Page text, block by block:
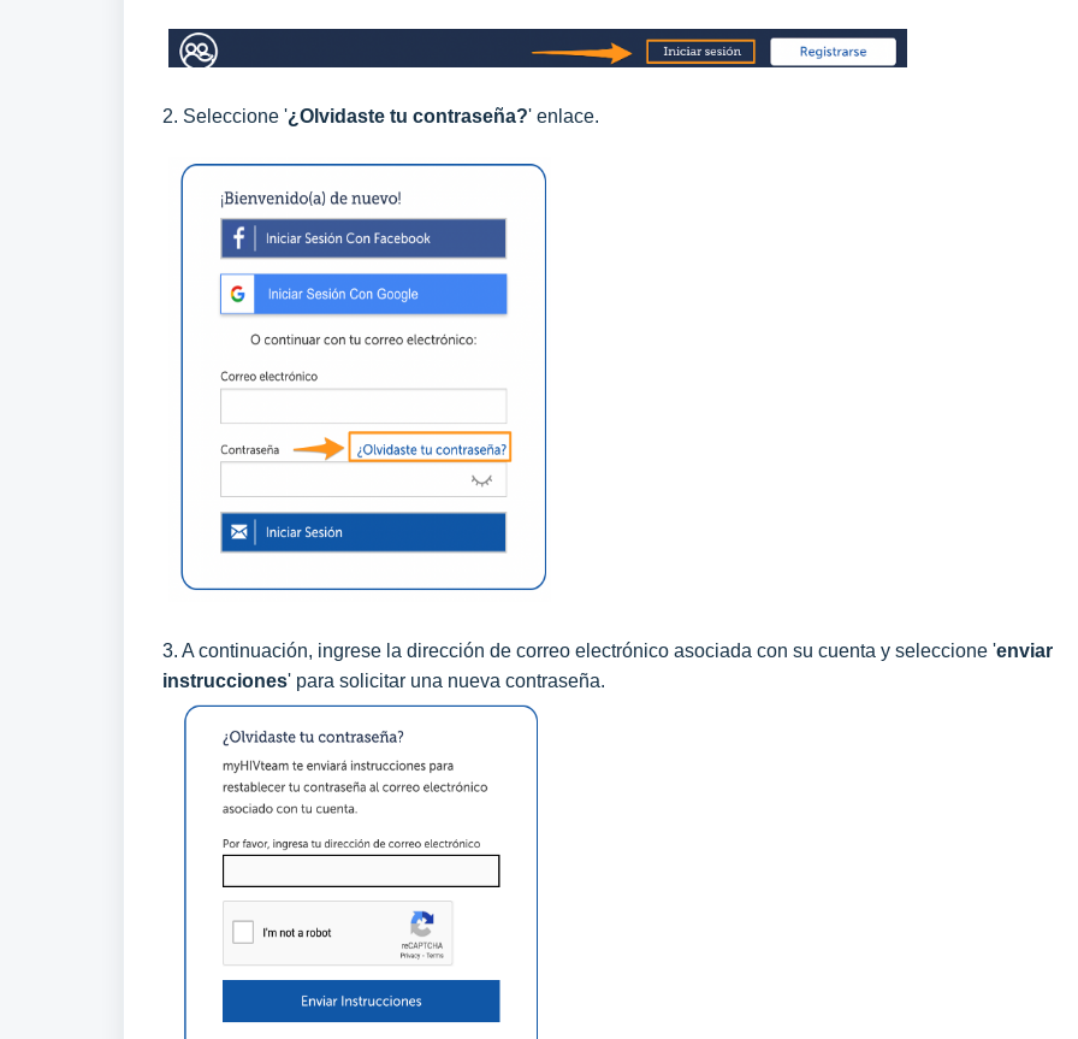
2. Seleccione '¿Olvidaste tu contraseña?' enlace.
3. A continuación, ingrese la dirección de correo electrónico asociada con su cuenta y seleccione 'enviar
instrucciones' para solicitar una nueva contraseña.